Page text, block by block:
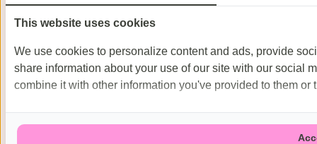
This website uses cookies
We use cookies to personalize content and ads, provide
share information about your use of our site with our social
combine it with other information you've provided to them